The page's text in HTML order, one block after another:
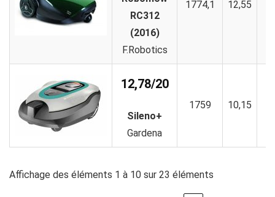
RC312
(2016)
F.Robotics
1774,1 12,55
12,78/20
Sileno+
Gardena
1759 10,15
Affichage des éléments 1 à 10 sur 23 éléments